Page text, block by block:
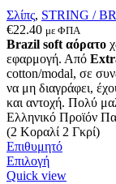
προϊόντος
Σλίπς, STRING /
€22.40 με ΦΠΑ
Brazil soft αόρατο
εφαρμογή. Από
cotton/modal, σε
να μη διαγράφει,
και αντοχή. Πολύ
Ελληνικό Προϊόν
(2 Κοραλί 2 Γκρί)
Επιθυμητό
ΕπιλογήΑυτό
το
Quick view